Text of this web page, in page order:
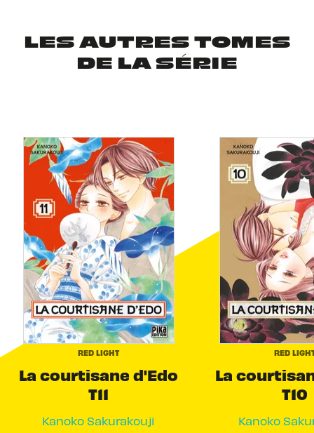
LES AUTRES TOMES
DE LA SÉRIE
RED LIGHT
La courtisane d'Edo
T11
Kanoko Sakurakouji
RED
La
T10
Kanoko